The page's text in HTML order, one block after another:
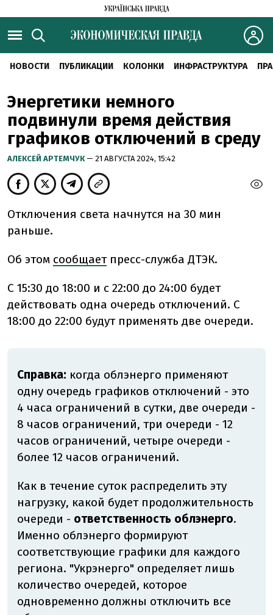
НОВОСТИ ПУБЛИКАЦИИ КОЛОНКИ ИНФРАСТРУКТУРА
Энергетики немного
подвинули время действия
графиков отключений в среду
АЛЕКСЕЙ АРТЕМЧУК — 21 АВГУСТА 2024, 15:42
Отключения света начнутся на 30 мин
раньше.
Об этом сообщаетпресс-служба ДТЭК.
С 15:30 до 18:00 и с 22:00 до 24:00 будет
действовать одна очередь отключений. С
18:00 до 22:00 будут применять две очереди.
Справка: когда облэнерго применяют
одну очередь графиков отключений - это
4 часа ограничений в сутки, две очереди -
8 часов ограничений, три очереди - 12
часов ограничений, четыре очереди -
более 12 часов ограничений.
Как в течение суток распределить эту
нагрузку, какой будет продолжительность
очереди - ответственность облэнерго.
Именно облэнерго формируют
соответствующие графики для каждого
региона. "Укрэнерго" определяет лишь
количество очередей, которое
одновременно должны отключить все